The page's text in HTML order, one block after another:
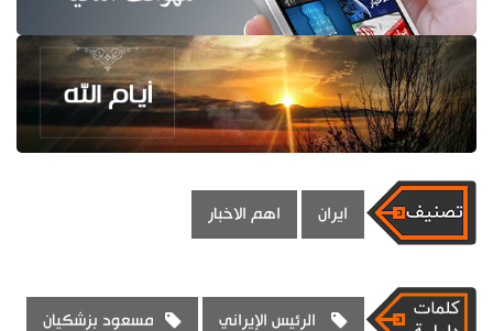
ايران اهم الاخبار
الرئيس الإيراني مسعود بزشكيان